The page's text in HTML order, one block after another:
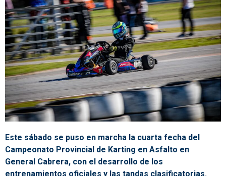
Este sábado se puso en marcha la cuarta fecha del
Campeonato Provincial de Karting en Asfalto en
General Cabrera, con el desarrollo de los
entrenamientos oficiales y las tandas clasificatorias.